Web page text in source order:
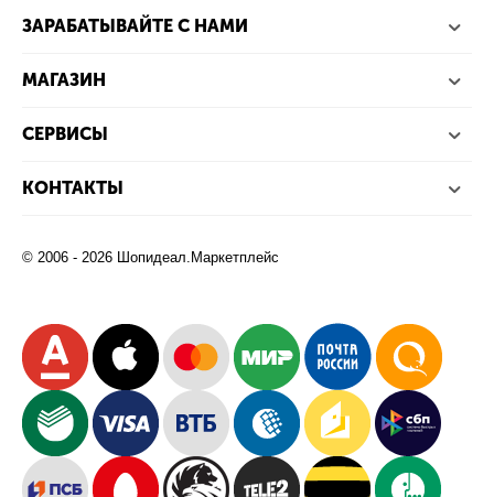
ЗАРАБАТЫВАЙТЕ С НАМИ
МАГАЗИН
СЕРВИСЫ
КОНТАКТЫ
© 2006 - 2026 Шопидеал.Маркетплейс